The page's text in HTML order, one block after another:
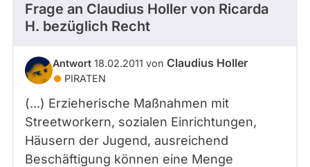
Frage an Claudius Holler von Ricarda
H. bezüglich Recht
Antwort 18.02.2011 von Claudius Holler
PIRATEN
(...) Erzieherische Maßnahmen mit
Streetworkern, sozialen Einrichtungen,
Häusern der Jugend, ausreichend
Beschäftigung können eine Menge